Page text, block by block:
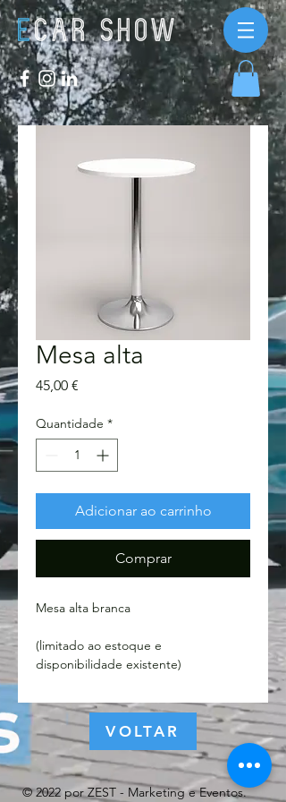
Mesa alta
45,00 €
Quantidade *
Adicionar ao carrinho
Comprar
Mesa alta branca
(limitado ao estoque e
disponibilidade existente)
VOLTAR
© 2022 por ZEST - Marketing e Eventos.